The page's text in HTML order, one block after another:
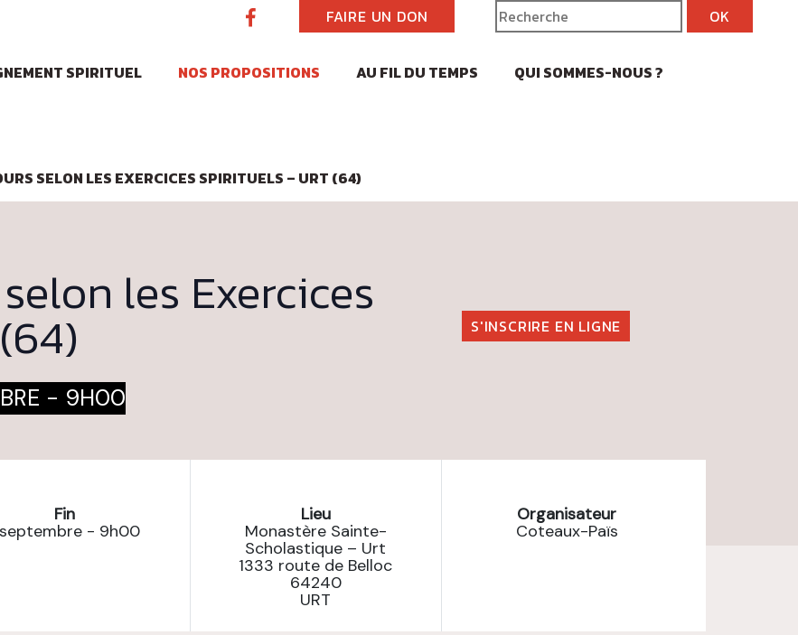
FAIRE UN DON
SPIRITUEL NOS PROPOSITIONS AU FIL DU TEMPS
QUI SOMMES-NOUS ?
SELON LES EXERCICES SPIRITUELS – URT (64)
les Exercices
- 9H00
S'INSCRIRE EN LIGNE
Fin
septembre - 9h00
Lieu
Monastère Sainte-
Scholastique – Urt
1333 route de Belloc
64240
URT
Organisateur
Coteaux-Païs